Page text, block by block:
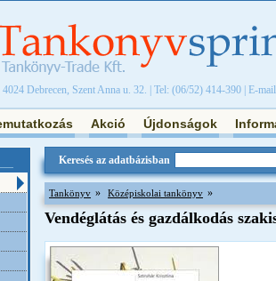
4024 Debrecen, Szent Anna u. 32. | Tel: (06/52) 414-390 | E-
Akció Újdonságok
Keresés az adatbázisban
Tankönyv » Középiskolai tankönyv »
Vendéglátás és gazdálkodás